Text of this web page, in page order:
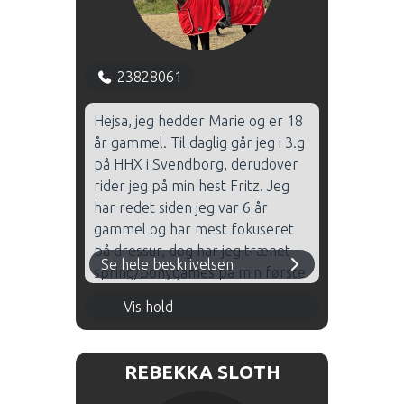
min undervisning bruger jeg
meget Allan.
23828061
Hejsa, jeg hedder Marie og er 18
år gammel. Til daglig går jeg i 3.g
på HHX i Svendborg, derudover
rider jeg på min hest Fritz. Jeg
har redet siden jeg var 6 år
gammel og har mest fokuseret
på dressur, dog har jeg trænet
spring/ponygames på min første
120 udenbys stævner, og deraf
og har redet landsstævner, samt
Se hele beskrivelsen
Vis hold
Mandag 16.00 - 17.00 - Hal 1
Torsdag 18.00 - 19.00 - Hal 2
REBEKKA SLOTH